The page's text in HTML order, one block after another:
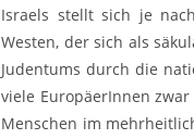
Israels stellt sich je
Westen, der sich als
Judentums durch die
viele EuropäerInnen
Menschen im